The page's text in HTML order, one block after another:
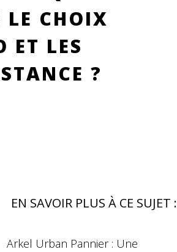
LE CHOIX
ET LES
?
EN SAVOIR PLUS À CE SUJET :
Arkel Urban Pannier : Une